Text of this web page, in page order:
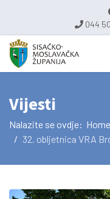
044
Vijesti
Nalazite se ovdje: Home
32. obljetnica VRA